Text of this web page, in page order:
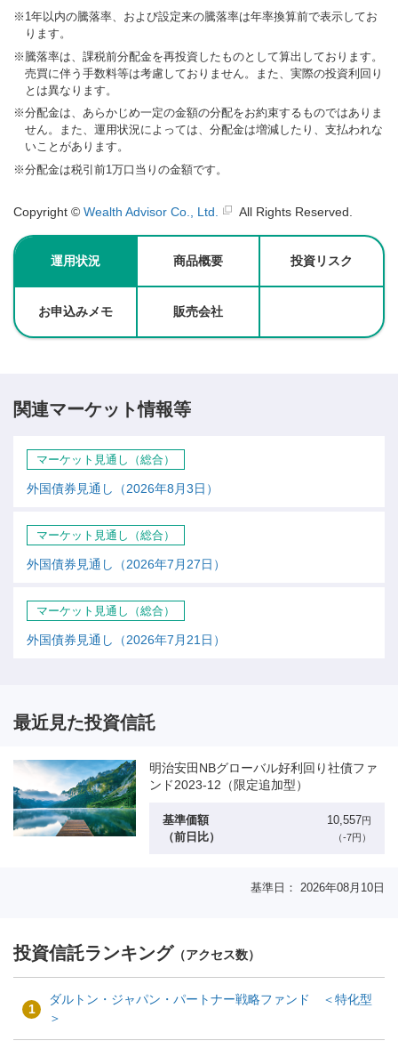
※ 1年以内の騰落率、および設定来の騰落率は年率換算前で表示してお
ります。
※ 騰落率は、課税前分配金を再投資したものとして算出しております。
売買に伴う手数料等は考慮しておりません。また、実際の投資利回り
とは異なります。
※分配金は、あらかじめ一定の金額の分配をお約束するものではありま
せん。また、運用状況によっては、分配金は増減したり、支払われな
いことがあります。
※分配金は税引前1万口当りの金額です。
Copyright © Wealth Advisor Co., Ltd. All Rights Reserved.
運用状況 商品概要 投資リスク
お申込みメモ 販売会社
関連マーケット情報等
マーケット見通し（総合）
外国債券見通し（2026年8月3日）
マーケット見通し（総合）
外国債券見通し（2026年7月27日）
マーケット見通し（総合）
外国債券見通し（2026年7月21日）
最近見た投資信託
明治安田NBグローバル好利回り社債ファ
ンド2023-12（限定追加型）
基準価額
（前日比）
10,557円
（-7円）
基準日： 2026年08月10日
投資信託ランキング （アクセス数）
1
ダルトン・ジャパン・パートナー戦略ファンド ＜特化型
＞